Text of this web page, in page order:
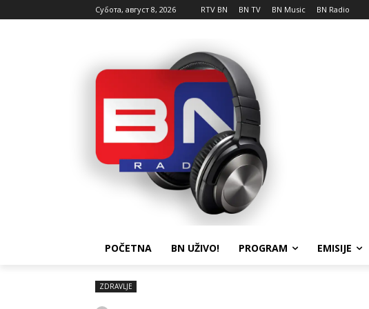
Субота, август 8, 2026 RTV BN BN TV BN Music BN Radio
POČETNA BN UŽIVO! PROGRAM EMISIJE
ZDRAVLJE